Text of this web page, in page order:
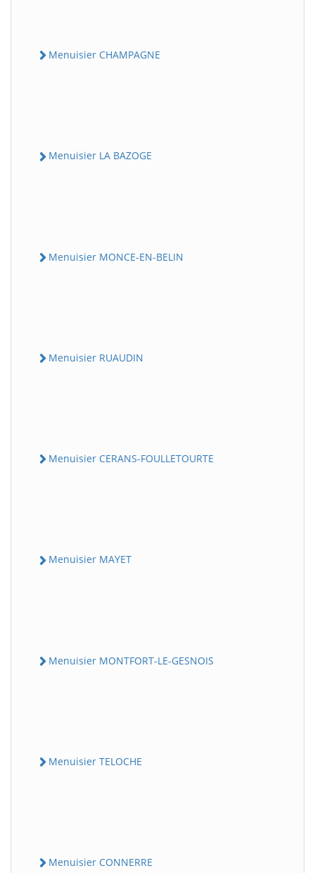
Menuisier CHAMPAGNE
Menuisier LA BAZOGE
Menuisier MONCE-EN-BELIN
Menuisier RUAUDIN
Menuisier CERANS-FOULLETOURTE
Menuisier MAYET
Menuisier MONTFORT-LE-GESNOIS
Menuisier TELOCHE
Menuisier CONNERRE